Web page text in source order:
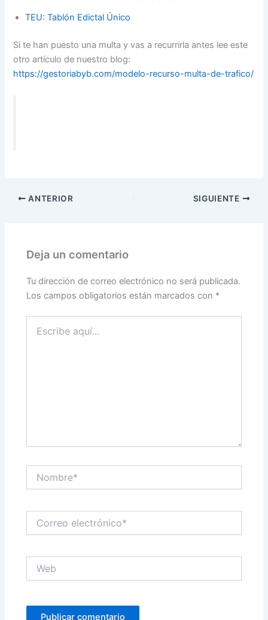
TEU: Tablón Edictal Único
Si te han puesto una multa y vas a recurrirla antes lee este
otro artículo de nuestro blog:
https://gestoriabyb.com/modelo-recurso-multa-de-trafico/
ANTERIOR SIGUIENTE
Deja un comentario
Tu dirección de correo electrónico no será publicada.
Los campos obligatorios están marcados con *
aquí...
electrónico*